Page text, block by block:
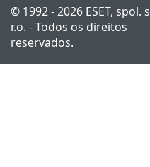
© 1992 - 2026 ESET, spol. s
r.o. - Todos os direitos
reservados.